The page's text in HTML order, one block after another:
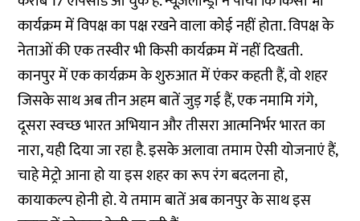
कार्यक्रम में विपक्ष का पक्ष रखने वाला कोई नहीं होता. विपक्ष के
नेताओं की एक तस्वीर भी किसी कार्यक्रम में नहीं दिखती.
कानपुर में एक कार्यक्रम के शुरुआत में एंकर कहती हैं, वो शहर
जिसके साथ अब तीन अहम बातें जुड़ गई हैं, एक नमामि गंगे,
दूसरा स्वच्छ भारत अभियान और तीसरा आत्मनिर्भर भारत का
नारा, यही दिया जा रहा है. इसके अलावा तमाम ऐसी योजनाएं हैं,
चाहे मेट्रो आना हो या इस शहर का रूप रंग बदलना हो,
कायाकल्प होनी हो. ये तमाम बातें अब कानपुर के साथ इस